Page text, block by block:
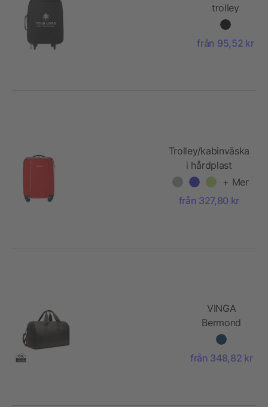
trolley
från 95,52 kr
Trolley/kabinväska
i hårdplast
+ Mer
från 327,80 kr
VINGA
Bermond
RCS
återvunnet
PU
från 348,82 kr